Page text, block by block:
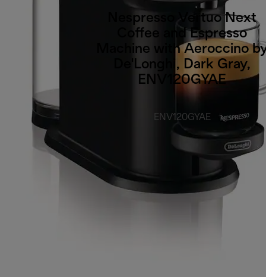
Nespresso Vertuo Next
Coffee and Espresso
Machine with Aeroccino
De'Longhi, Dark Gray,
ENV120GYAE
ENV120GYAE